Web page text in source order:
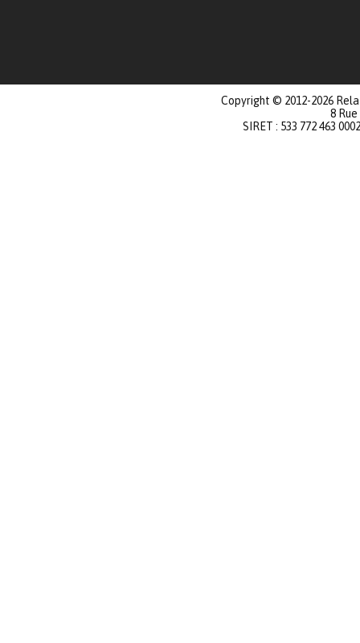
Copyright © 2012-2026
8
SIRET : 533 772 463